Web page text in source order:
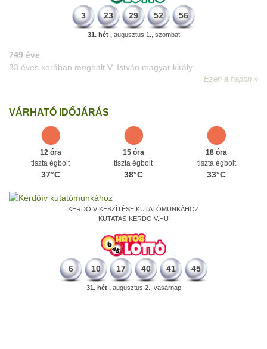
3 23 29 52 56
31. hét ,augusztus 1., szombat
VÁRHATÓ IDŐJÁRÁS
12 óra
tiszta égbolt
37°C
15 óra
tiszta égbolt
38°C
18 óra
tiszta égbolt
33°C
KÉRDŐÍV KÉSZÍTÉSE KUTATÓMUNKÁHOZ
KUTATAS-KERDOIV.HU
6 10 17 40 41 45
31. hét ,augusztus 2., vasárnap